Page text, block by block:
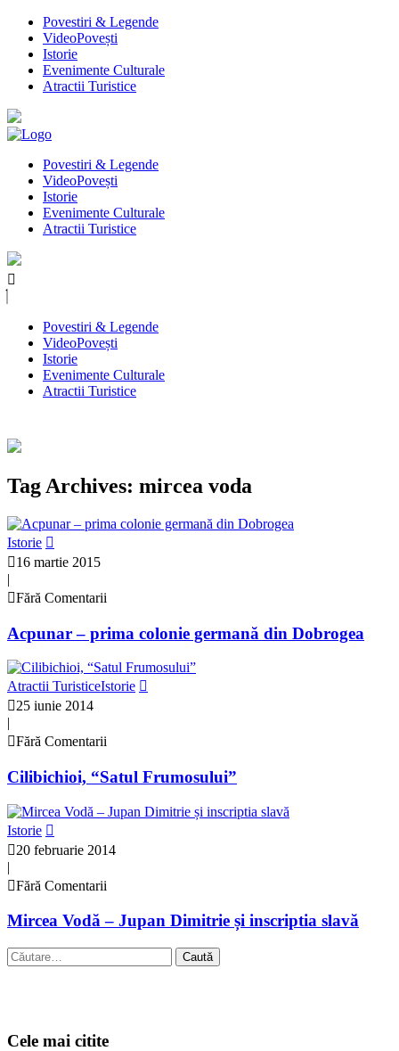
Povestiri & Legende
VideoPovești
Istorie
Evenimente Culturale
Atractii Turistice
Povestiri & Legende
VideoPovești
Istorie
Evenimente Culturale
Atractii Turistice
Povestiri & Legende
VideoPovești
Istorie
Evenimente Culturale
Atractii Turistice
Tag Archives: mircea voda
Istorie
16 martie 2015
|
Fără Comentarii
Acpunar – prima colonie germană din Dobrogea
Atractii TuristiceIstorie
25 iunie 2014
|
Fără Comentarii
Cilibichioi, “Satul Frumosului”
Istorie
20 februarie 2014
|
Fără Comentarii
Mircea Vodă – Jupan Dimitrie și inscriptia slavă
Caută
după:
Cele mai citite